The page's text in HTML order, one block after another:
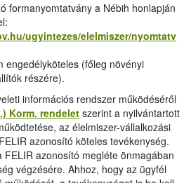
formanyomtatvány a Nébih honlapján
ugyintezes/elelmiszer/nyomtatv
engedélyköteles (főleg növényi
részére).
információs rendszer működéséről
Korm. rendelet szerint a nyilvántartott
az élelmiszer-vállalkozási
azonosító köteles tevékenység.
FELIR azonosító megléte önmagában
végzésére. Ahhoz, hogy az ügyfél